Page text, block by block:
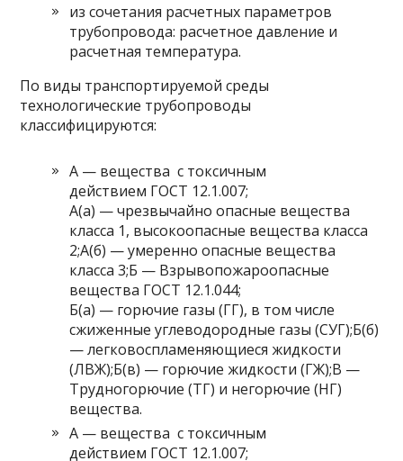
из сочетания расчетных параметров
трубопровода: расчетное давление и
расчетная температура.
По виды транспортируемой среды
технологические трубопроводы
классифицируются:
А — вещества с токсичным
действием ГОСТ 12.1.007;
А(а) — чрезвычайно опасные вещества
класса 1, высокоопасные вещества класса
2;А(б) — умеренно опасные вещества
класса 3;Б — Взрывопожароопасные
вещества ГОСТ 12.1.044;
Б(а) — горючие газы (ГГ), в том числе
сжиженные углеводородные газы (СУГ);Б(б)
— легковоспламеняющиеся жидкости
(ЛВЖ);Б(в) — горючие жидкости (ГЖ);В —
Трудногорючие (ТГ) и негорючие (НГ)
вещества.
А — вещества с токсичным
действием ГОСТ 12.1.007;